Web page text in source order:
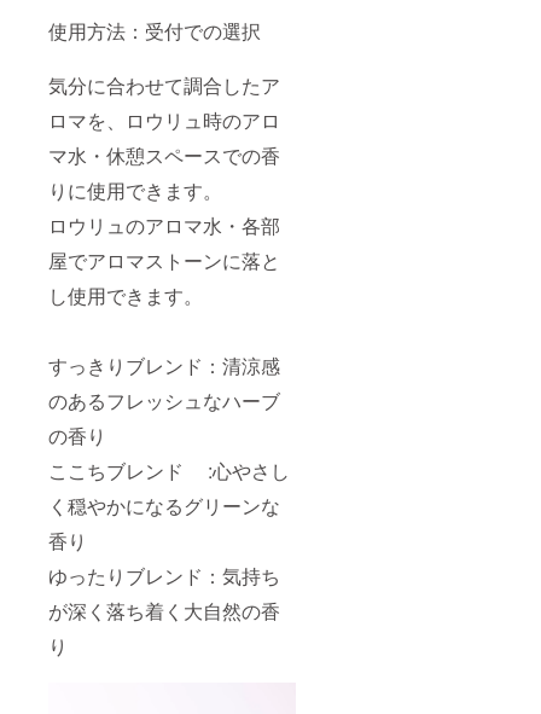
使用方法：受付での選択
気分に合わせて調合したア
ロマを、ロウリュ時のアロ
マ水・休憩スペースでの香
りに使用できます。
ロウリュのアロマ水・各部
屋でアロマストーンに落と
し使用できます。
すっきりブレンド：清涼感
のあるフレッシュなハーブ
の香り
ここちブレンド :心やさし
く穏やかになるグリーンな
香り
ゆったりブレンド：気持ち
が深く落ち着く大自然の香
り